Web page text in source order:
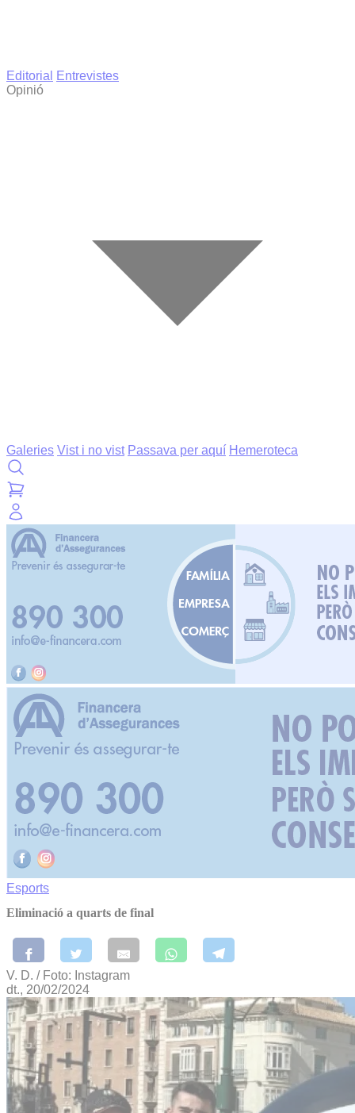
Editorial
Entrevistes
Opinió
Galeries Vist i no vist Passava per aquí Hemeroteca
Esports
Eliminació a quarts de final
V. D. / Foto: Instagram
dt., 20/02/2024